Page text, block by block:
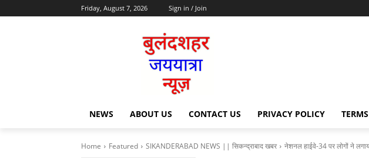
Friday, August 7, 2026 Sign in / Join
NEWS ABOUT US CONTACT US PRIVACY POLICY
Home Featured SIKANDERABAD NEWS || सिकन्द्राबाद खबर नेशनल हाईवे-34 पर लोगों ने